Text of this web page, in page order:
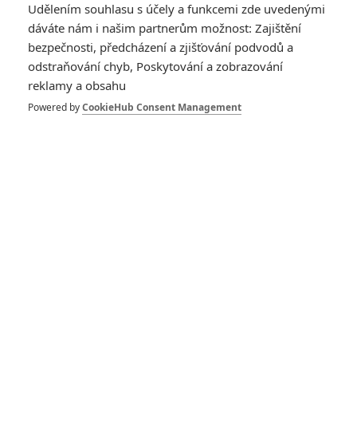
433
拆彈專家
1ČLÁNEK | 30.07.2026 20:14
Děti krve a kostí: Regulérní trailer představuje akční fantasy
dobrodružství s vůní Afriky
Udělením souhlasu s účely a funkcemi zde uvedenými
dáváte nám i našim partnerům možnost: Zajištění
bezpečnosti, předcházení a zjišťování podvodů a
odstraňování chyb, Poskytování a zobrazování
reklamy a obsahu
Powered byCookieHub Consent Management